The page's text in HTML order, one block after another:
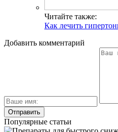
Читайте также:
Как лечить
Добавить комментарий
Популярные статьи